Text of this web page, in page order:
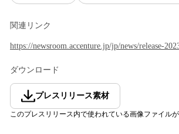
関連リンク
https://newsroom.accenture.jp/jp/news/release-
ダウンロード
プレスリリース素材
このプレスリリース内で使われている画像ファイル